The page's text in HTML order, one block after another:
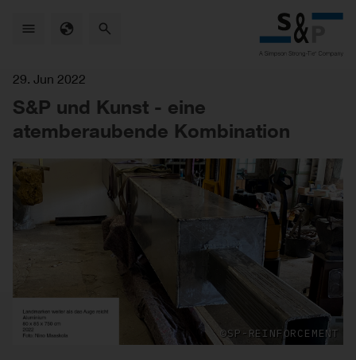
29. Jun 2022
S&P und Kunst - eine
atemberaubende Kombination
©SP-REINFORCEMENT